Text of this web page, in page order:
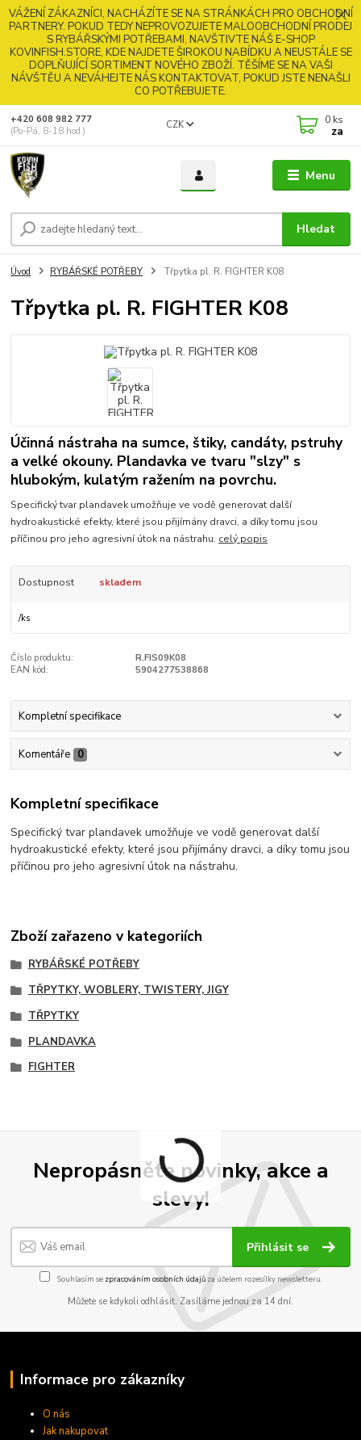
VÁŽENÍ ZÁKAZNÍCI, NACHÁZÍTE SE NA STRÁNKÁCH PRO OBCHODNÍ
PARTNERY. POKUD TEDY NEPROVOZUJETE MALOOBCHODNÍ PRODEJ
S RYBÁŘSKÝMI POTŘEBAMI, NAVŠTIVTE NÁŠ E-SHOP
KOVINFISH.STORE, KDE NAJDETE ŠIROKOU NABÍDKU A NEUSTÁLE SE
DOPLŇUJÍCÍ SORTIMENT NOVÉHO ZBOŽÍ. TĚŠÍME SE NA VAŠI
NÁVŠTĚU A NEVÁHEJTE NÁS KONTAKTOVAT, POKUD JSTE NENAŠLI
CO POTŘEBUJETE.
Menu
CZK
Hledat
+420 608 982 777
(Po-Pá, 8-18 hod.)
0 ks
za
Úvod RYBÁŘSKÉ POTŘEBY Třpytka pl. R. FIGHTER K08
Třpytka pl. R. FIGHTER K08
Účinná nástraha na sumce, štiky, candáty, pstruhy
a velké okouny. Plandavka ve tvaru "slzy" s
hlubokým, kulatým ražením na povrchu.
Specifický tvar plandavek umožňuje ve vodě generovat další
hydroakustické efekty, které jsou přijímány dravci, a díky tomu jsou
příčinou pro jeho agresivní útok na nástrahu. celý popis
Dostupnost skladem
/ks
Číslo produktu:
R.FIS09K08
EAN kód:
5904277538868
Kompletní specifikace
Komentáře 0
Kompletní specifikace
Specifický tvar plandavek umožňuje ve vodě generovat další
hydroakustické efekty, které jsou přijímány dravci, a díky tomu jsou
příčinou pro jeho agresivní útok na nástrahu.
Zboží zařazeno v kategoriích
RYBÁŘSKÉ POTŘEBY
TŘPYTKY, WOBLERY, TWISTERY, JIGY
TŘPYTKY
PLANDAVKA
FIGHTER
Nepropásněte novinky, akce a
slevy!
Přihlásit se
Souhlasím se zpracováním osobních údajůza účelem rozesílky newsletteru.
Můžete se kdykoli odhlásit. Zasíláme jednou za 14 dní.
Informace pro zákazníky
O nás
Jak nakupovat